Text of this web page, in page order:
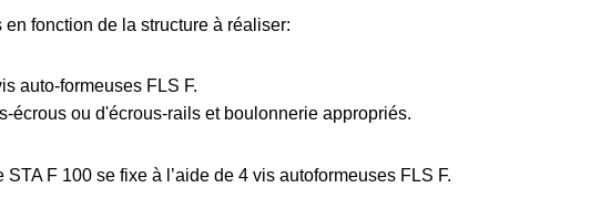
fonction de la structure à réaliser:
auto-formeuses FLS F.
écrous ou d'écrous-rails et boulonnerie appropriés.
F 100 se fixe à l’aide de 4 vis autoformeuses FLS F.